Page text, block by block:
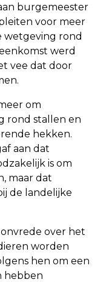
burgemeester
voor meer
wetgeving rond
werd
vee dat door
om
rond stallen en
hekken.
aan dat
is om
maar dat
de landelijke
over het
worden
hen om een
hebben